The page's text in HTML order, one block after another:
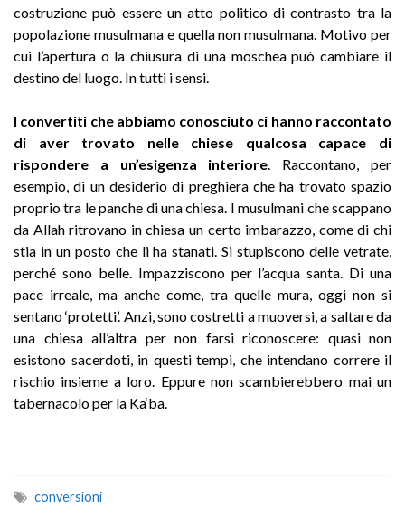
costruzione può essere un atto politico di contrasto tra la
popolazione musulmana e quella non musulmana. Motivo per
cui l’apertura o la chiusura di una moschea può cambiare il
destino del luogo. In tutti i sensi.
I convertiti che abbiamo conosciuto ci hanno raccontato
di aver trovato nelle chiese qualcosa capace di
rispondere a un’esigenza interiore . Raccontano, per
esempio, di un desiderio di preghiera che ha trovato spazio
proprio tra le panche di una chiesa. I musulmani che scappano
da Allah ritrovano in chiesa un certo imbarazzo, come di chi
stia in un posto che li ha stanati. Si stupiscono delle vetrate,
perché sono belle. Impazziscono per l’acqua santa. Di una
pace irreale, ma anche come, tra quelle mura, oggi non si
sentano ‘protetti’. Anzi, sono costretti a muoversi, a saltare da
una chiesa all’altra per non farsi riconoscere: quasi non
esistono sacerdoti, in questi tempi, che intendano correre il
rischio insieme a loro. Eppure non scambierebbero mai un
tabernacolo per la Ka‘ba.
conversioni